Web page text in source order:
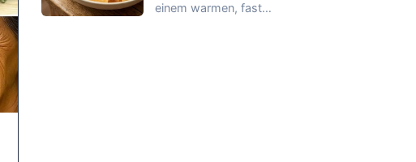
einem warmen, fast